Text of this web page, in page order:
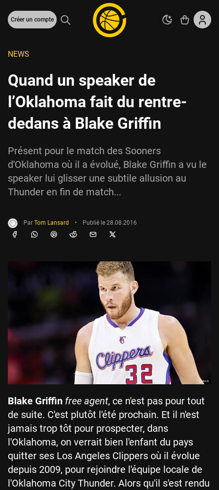
Créer un compte
NEWS
Quand un speaker de
l’Oklahoma fait du rentre-
dedans à Blake Griffin
Présent pour le match des Sooners
d'Oklahoma où il a évolué, Blake Griffin a vu le
speaker lui glisser une subtile allusion au
Thunder en fin de match...
Par Tom Lansard • Publié le 28.08.2016
Blake Griffin free agent, ce n'est pas pour tout
de suite. C'est plutôt l'été prochain. Et il n'est
jamais trop tôt pour prospecter, dans
l'Oklahoma, on verrait bien l'enfant du pays
quitter ses Los Angeles Clippers où il évolue
depuis 2009, pour rejoindre l'équipe locale de
l'Oklahoma City Thunder. Alors qu'il s'est rendu